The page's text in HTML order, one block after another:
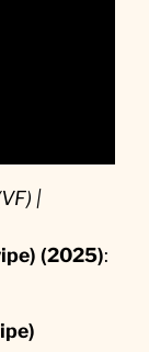
|
(2025):